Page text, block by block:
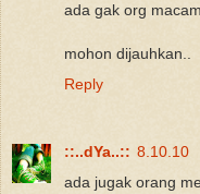
ada gak org
mohon dijauhkan..
Reply
::..dYa..:: 8.10.10
ada jugak orang